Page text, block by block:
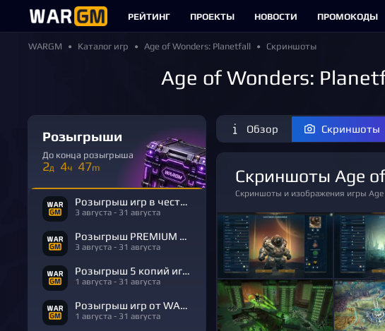
РЕЙТИНГ ПРОЕКТЫ НОВОСТИ ПРОМОКОДЫ
WARGM Каталог игр Age of Wonders: Planetfall Скриншоты
Age of Wonders:
Розыгрыши
До конца розыгрыша
2д 4ч 47m
Розыгрыш игр в честь Дня Рождения
3 августа - 31 августа
Розыгрыш PREMIUM в честь Дня Рождения
3 августа - 31 августа
Розыгрыш 5 копий игры R.E.P.O.
1 августа - 31 августа
Розыгрыш игр от WARGM
1 августа - 31 августа
Обзор Скриншоты
Скриншоты Age
Скриншоты и изображения игры